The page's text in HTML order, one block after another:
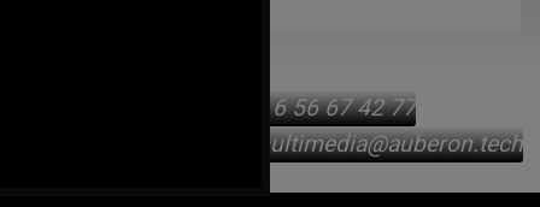
+33 /6 56 67 42 77
[ eMAIL ] : concepteur-multimedia@auberon.tech